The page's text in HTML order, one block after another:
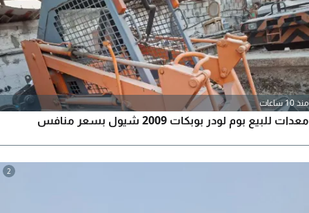
منذ 10 ساعات
معدات للبيع بوم لودر بوبكات 2009 شيول بسعر منافس
2